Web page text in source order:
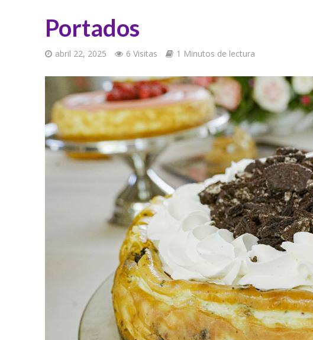
Portados
abril 22, 2025 6 Visitas 1 Minutos de lectura